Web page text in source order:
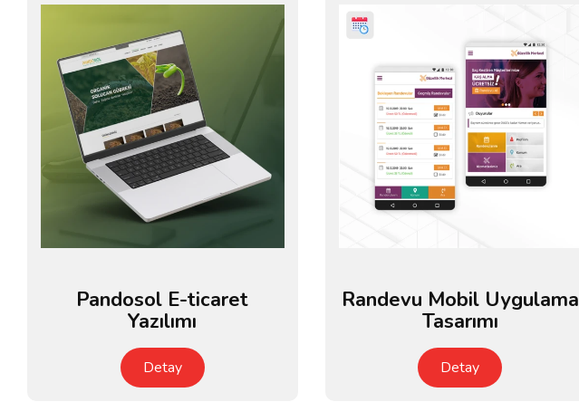
Pandosol E-ticaret
Yazılımı
Detay
Randevu Mobil Uygulama
Tasarımı
Detay